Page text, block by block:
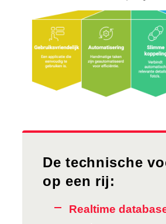
De technische
op een rij:
Realtime